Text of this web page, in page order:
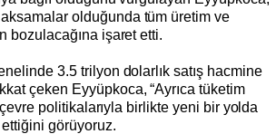
olduğunda tüm üretim ve
bozulacağına işaret etti.
3.5 trilyon dolarlık satış hacmine
çeken Eyyüpkoca, “Ayrıca tüketim
politikalarıyla birlikte yeni bir yolda
görüyoruz.